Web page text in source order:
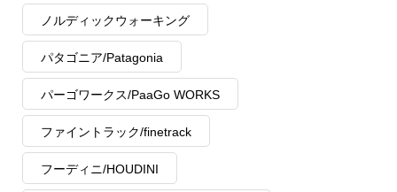
ノルディックウォーキング
パタゴニア/Patagonia
パーゴワークス/PaaGo WORKS
ファイントラック/finetrack
フーディニ/HOUDINI